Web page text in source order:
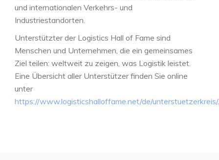
und internationalen Verkehrs- und
Industriestandorten.
Unterstützter der Logistics Hall of Fame sind
Menschen und Unternehmen, die ein gemeinsames
Ziel teilen: weltweit zu zeigen, was Logistik leistet.
Eine Übersicht aller Unterstützer finden Sie online
unter
https://www.logisticshalloffame.net/de/unterstuetzerkreis/.